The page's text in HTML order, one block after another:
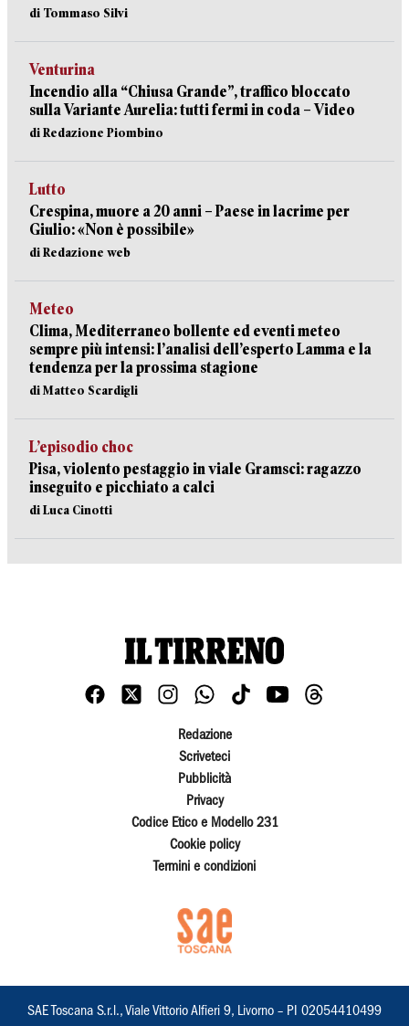
di Tommaso Silvi
Venturina
Incendio alla “Chiusa Grande”, traffico bloccato
sulla Variante Aurelia: tutti fermi in coda – Video
di Redazione Piombino
Lutto
Crespina, muore a 20 anni – Paese in lacrime per
Giulio: «Non è possibile»
di Redazione web
Meteo
Clima, Mediterraneo bollente ed eventi meteo
sempre più intensi: l’analisi dell’esperto Lamma e la
tendenza per la prossima stagione
di Matteo Scardigli
L’episodio choc
Pisa, violento pestaggio in viale Gramsci: ragazzo
inseguito e picchiato a calci
di Luca Cinotti
Redazione
Scriveteci
Pubblicità
Privacy
Codice Etico e Modello 231
Cookie policy
Termini e condizioni
SAE Toscana S.r.l., Viale Vittorio Alfieri 9, Livorno – PI 02054410499